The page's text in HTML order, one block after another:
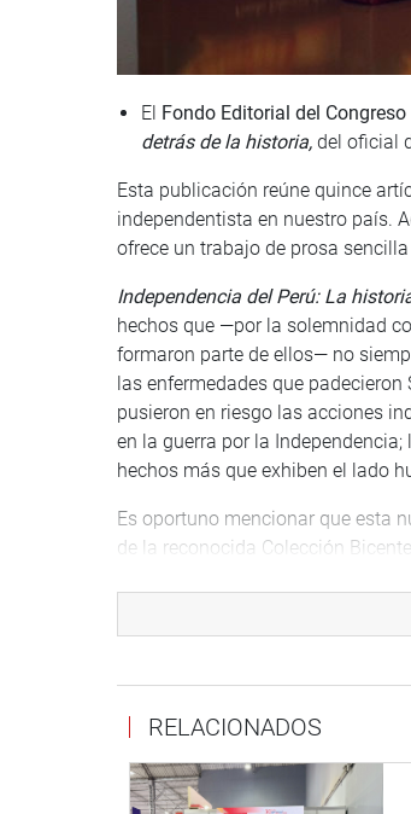
El Fondo Editorial del Congreso
detrás de la historia, del oficial
Esta publicación reúne quince
independentista en nuestro país.
ofrece un trabajo de prosa
Independencia del Perú: La
hechos que —por la solemnidad
formaron parte de ellos— no
las enfermedades que
pusieron en riesgo las acciones
en la guerra por la
hechos más que exhiben el lado
Es oportuno mencionar que esta
de la reconocida Colección
Fortaleza del Real Felipe del
Información adicional
Páginas: 185 pp
RELACIONADOS